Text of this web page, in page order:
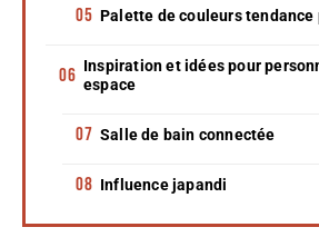
Palette de couleurs tendance
Inspiration et idées pour
espace
Salle de bain connectée
Influence japandi